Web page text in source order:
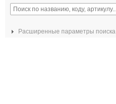
Расширенные параметры поиска